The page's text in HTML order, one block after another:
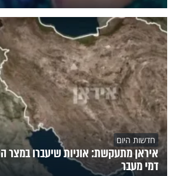
חדשות היום
איראן מתעקשת: אוניות שיעברו במצר
דמי מעבר